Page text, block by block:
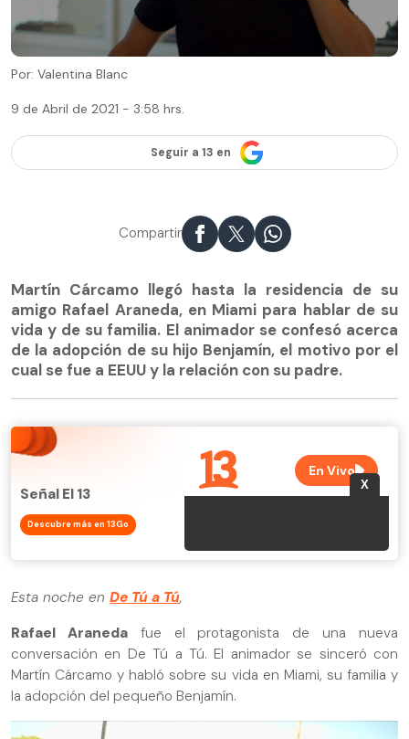
Por: Valentina Blanc
9 de Abril de 2021 - 3:58 hrs.
Seguir a 13 en
Compartir
Martín Cárcamo llegó hasta la residencia de su
amigo Rafael Araneda, en Miami para hablar de su
vida y de su familia. El animador se confesó acerca
de la adopción de su hijo Benjamín, el motivo por el
cual se fue a EEUU y la relación con su padre.
Señal El 13
Descubre más en 13Go
Esta noche en De Tú a Tú,
Rafael Aranedafue el protagonista de una nueva
conversación en De Tú a Tú. El animador se sinceró con
Martín Cárcamo y habló sobre su vida en Miami, su familia y
la adopción del pequeño Benjamín.